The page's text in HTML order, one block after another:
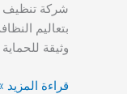
شركة تنظيف
بتعاليم
وثيقة
شركة
قراءة المزيد